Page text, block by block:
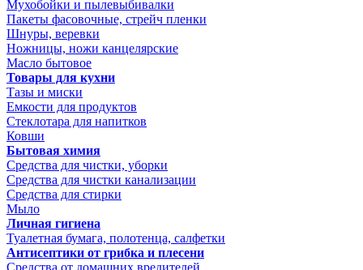
Мухобойки и пылевыбивалки
Пакеты фасовочные, стрейч пленки
Шнуры, веревки
Ножницы, ножи канцелярские
Масло бытовое
Товары для кухни
Тазы и миски
Емкости для продуктов
Стеклотара для напитков
Ковши
Бытовая химия
Средства для чистки, уборки
Средства для чистки канализации
Средства для стирки
Мыло
Личная гигиена
Туалетная бумага, полотенца, салфетки
Антисептики от грибка и плесени
Средства от домашних вредителей